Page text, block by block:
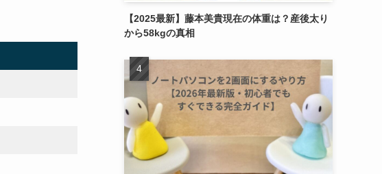
【2025最新】藤本美貴現在の体重は？産後太り
から58kgの真相